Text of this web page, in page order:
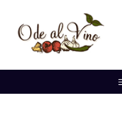
contenuto